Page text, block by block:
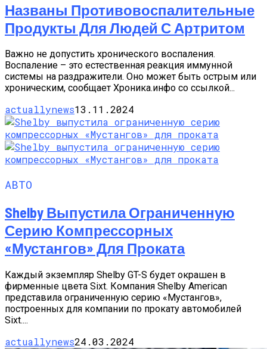
Названы Противовоспалительные
Продукты Для Людей С Артритом
Важно не допустить хронического воспаления.
Воспаление – это естественная реакция иммунной
системы на раздражители. Оно может быть острым или
хроническим, сообщает Хроника.инфо со ссылкой...
actuallynews13.11.2024
АВТО
Shelby Выпустила Ограниченную
Серию Компрессорных
«Мустангов» Для Проката
Каждый экземпляр Shelby GT-S будет окрашен в
фирменные цвета Sixt. Компания Shelby American
представила ограниченную серию «Мустангов»,
построенных для компании по прокату автомобилей
Sixt....
actuallynews24.03.2024